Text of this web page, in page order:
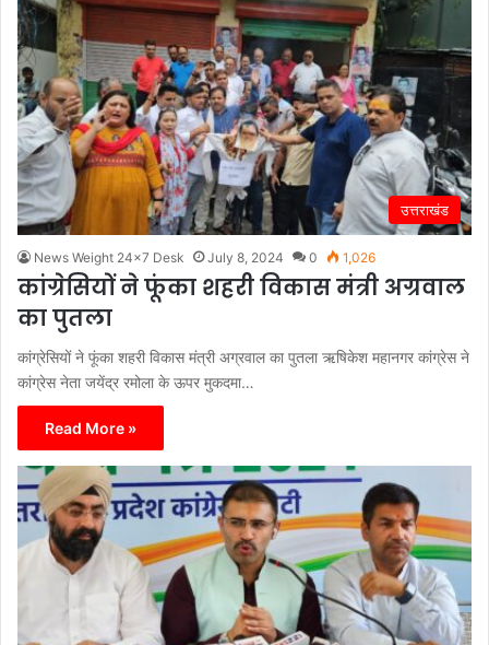
उत्तराखंड
News Weight 24x7 Desk July 8, 2024 0 1,026
कांग्रेसियों ने फूंका शहरी विकास मंत्री अग्रवाल
का पुतला
कांग्रेसियों ने फूंका शहरी विकास मंत्री अग्रवाल का पुतला ऋषिकेश महानगर कांग्रेस ने
कांग्रेस नेता जयेंद्र रमोला के ऊपर मुकदमा…
Read More »